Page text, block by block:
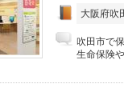
大阪府吹
吹田市で
生命保険